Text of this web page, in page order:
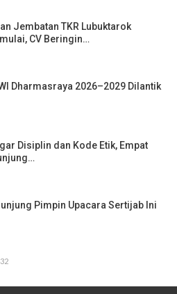
Jembatan TKR Lubuktarok
CV Beringin…
Dharmasraya 2026–2029 Dilantik
Disiplin dan Kode Etik, Empat
Pimpin Upacara Sertijab Ini